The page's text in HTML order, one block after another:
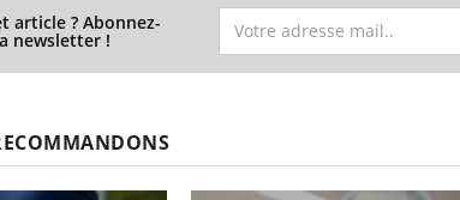
article ? Abonnez-
newsletter !